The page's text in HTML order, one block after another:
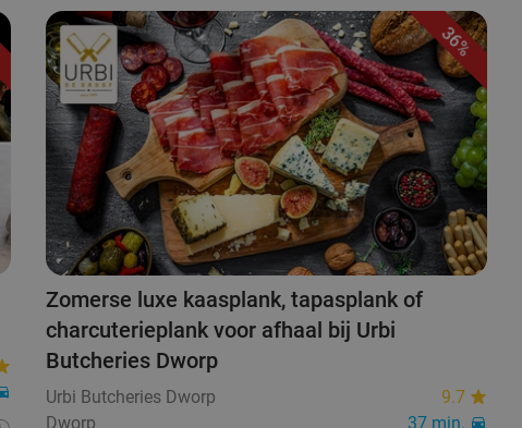
36%
Zomerse luxe kaasplank, tapasplank of
charcuterieplank voor afhaal bij Urbi
Butcheries Dworp
Urbi Butcheries Dworp
9.7
Dworp
37 min.